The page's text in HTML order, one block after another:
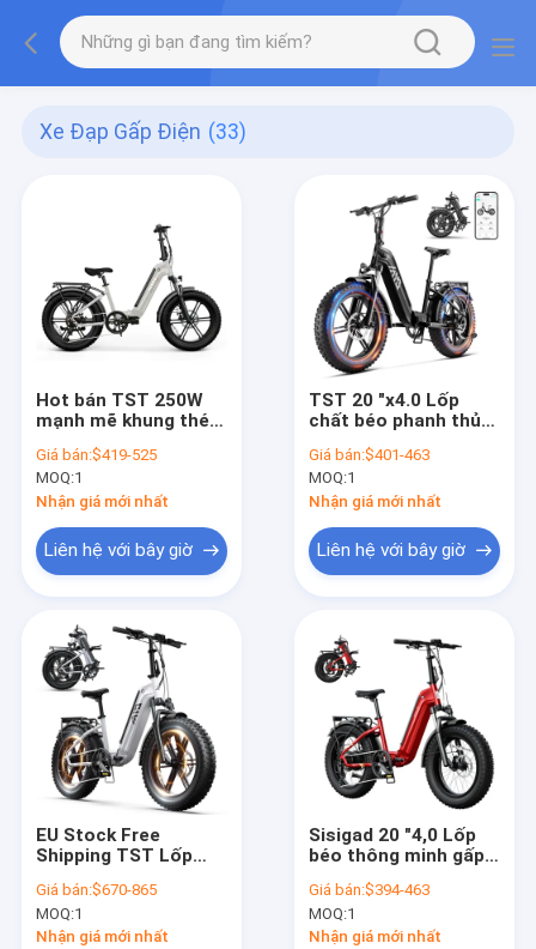
Xe Đạp Gấp Điện (33)
Hot bán TST 250W
mạnh mẽ khung thép
cho thanh thiếu niên
xe đạp điện người lớn
Bicicleta Ebike gấp
Giá bán:$419-525
MOQ:1
Nhận giá mới nhất
Liên hệ với bây giờ
TST 20 "x4.0 Lốp
chất béo phanh thủy
750W Động cơ cột
sau 48V15A Pin
lithium 70km Range
City Ebike
Giá bán:$401-463
MOQ:1
Nhận giá mới nhất
Liên hệ với bây giờ
EU Stock Free
Shipping TST Lốp
Gập City Ebike Gập
250w Bicicleta Xe
đạp đường Đức Kho
Giá bán:$670-865
MOQ:1
Nhận giá mới nhất
Sisigad 20 "4,0 Lốp
béo thông minh gấp
thép 7-Speed
48V15AH pin lithium
người lớn E bike xe
Giá bán:$394-463
MOQ:1
Nhận giá mới nhất